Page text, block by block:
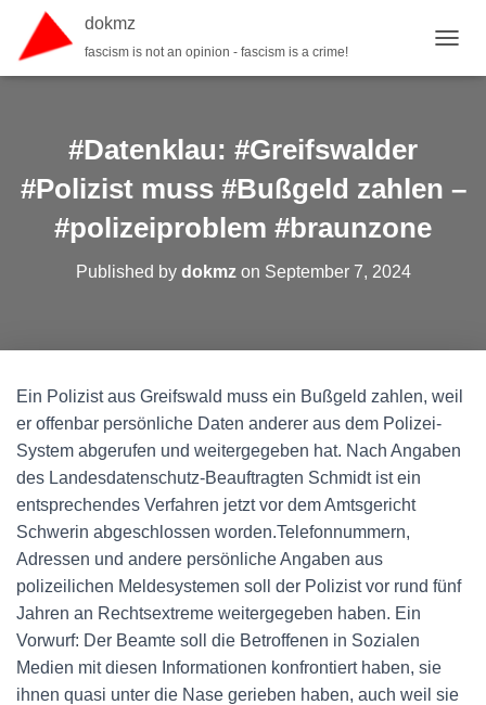
dokmz
fascism is not an opinion - fascism is a crime!
#Datenklau: #Greifswalder
#Polizist muss #Bußgeld zahlen –
#polizeiproblem #braunzone
Published by dokmzon September 7, 2024
Ein Polizist aus Greifswald muss ein Bußgeld zahlen, weil
er offenbar persönliche Daten anderer aus dem Polizei-
System abgerufen und weitergegeben hat. Nach Angaben
des Landesdatenschutz-Beauftragten Schmidt ist ein
entsprechendes Verfahren jetzt vor dem Amtsgericht
Schwerin abgeschlossen worden.Telefonnummern,
Adressen und andere persönliche Angaben aus
polizeilichen Meldesystemen soll der Polizist vor rund fünf
Jahren an Rechtsextreme weitergegeben haben. Ein
Vorwurf: Der Beamte soll die Betroffenen in Sozialen
Medien mit diesen Informationen konfrontiert haben, sie
ihnen quasi unter die Nase gerieben haben, auch weil sie